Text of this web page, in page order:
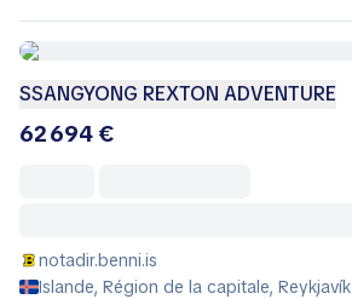
SSANGYONG REXTON ADVENTURE
62 694 €
notadir.benni.is
Islande, Région de la capitale, Reykjavík